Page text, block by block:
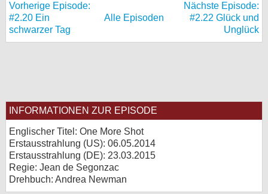
Vorherige Episode:
#2.20 Ein
schwarzer Tag
Alle Episoden
Nächste Episode:
#2.22 Glück und
Unglück
INFORMATIONEN ZUR EPISODE
Englischer Titel: One More Shot
Erstausstrahlung (US): 06.05.2014
Erstausstrahlung (DE): 23.03.2015
Regie: Jean de Segonzac
Drehbuch: Andrea Newman